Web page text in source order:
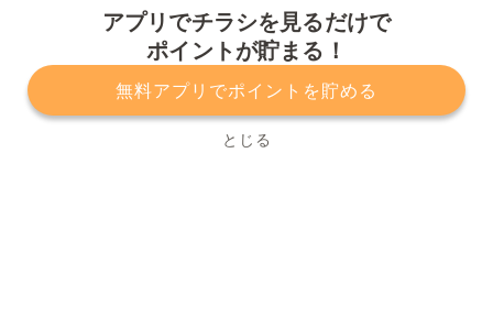
アプリでチラシを見るだけで
ポイントが貯まる！
無料アプリでポイントを貯める
とじる
プライバシーポリシー 利用規約
運営会社
サービスに関してのお問い合わせ